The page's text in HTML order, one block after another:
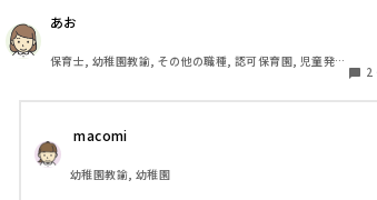
などなどです。
同じことをしていても私だけがクレームとして注意
注意も細すぎて、頼まれた仕事もいつも急かされて
って失敗する始末です。休憩は園長のいる職員室で
いといけないので食事の手が震えます。
人数を1人、2人ぐらいに絞って
口外しない約束をして相談してみても良さそうですね😢
保護者との関係を大切にしながら園での様子を共有
いのですが、このような場面ではどのように話を進
あお
保育士, 幼稚園教諭, その他の職種, 認可保育園, 児童発達
2
macomi
幼稚園教諭, 幼稚園